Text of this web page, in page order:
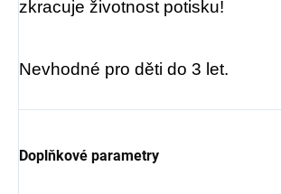
zkracuje životnost potisku!
Nevhodné pro děti do 3 let.
Doplňkové parametry